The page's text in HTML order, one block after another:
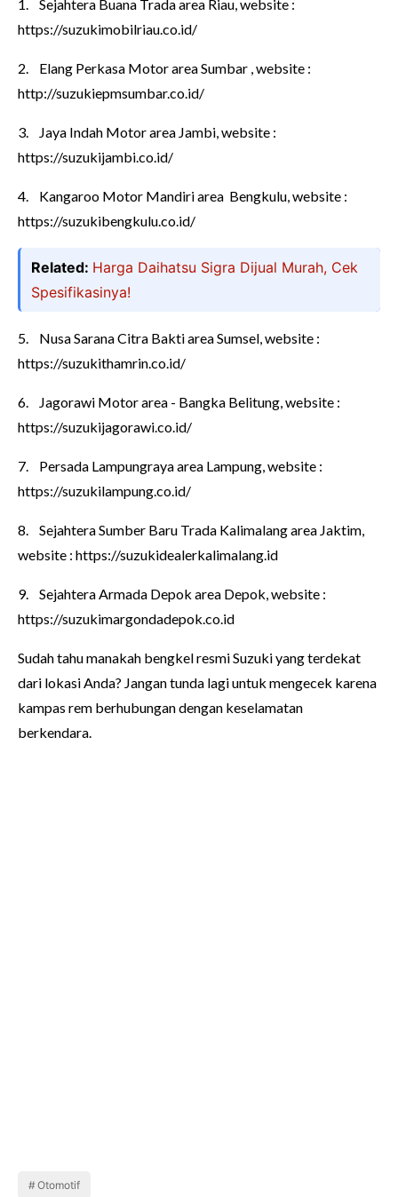
1.
Sejahtera Buana Trada area Riau, website :
https://suzukimobilriau.co.id/
2.
Elang Perkasa Motor area Sumbar , website :
http://suzukiepmsumbar.co.id/
3.
Jaya Indah Motor area Jambi, website :
https://suzukijambi.co.id/
4.
Kangaroo Motor Mandiri area Bengkulu, website :
https://suzukibengkulu.co.id/
Related: Harga Daihatsu Sigra Dijual Murah, Cek
Spesifikasinya!
5.
Nusa Sarana Citra Bakti area Sumsel, website :
https://suzukithamrin.co.id/
6.
Jagorawi Motor area - Bangka Belitung, website :
https://suzukijagorawi.co.id/
7.
Persada Lampungraya area Lampung, website :
https://suzukilampung.co.id/
8.
Sejahtera Sumber Baru Trada Kalimalang area Jaktim,
website : https://suzukidealerkalimalang.id
9.
Sejahtera Armada Depok area Depok, website :
https://suzukimargondadepok.co.id
Sudah tahu manakah bengkel resmi Suzuki yang terdekat
dari lokasi Anda? Jangan tunda lagi untuk mengecek karena
kampas rem berhubungan dengan keselamatan
berkendara.
Otomotif